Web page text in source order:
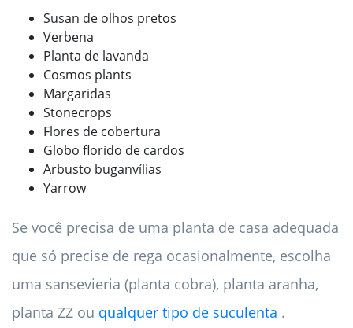
Susan de olhos pretos
Verbena
Planta de lavanda
Cosmos plants
Margaridas
Stonecrops
Flores de cobertura
Globo florido de cardos
Arbusto buganvílias
Yarrow
Se você precisa de uma planta de casa adequada
que só precise de rega ocasionalmente, escolha
uma sansevieria (planta cobra), planta aranha,
planta ZZ ou qualquer tipo de suculenta .